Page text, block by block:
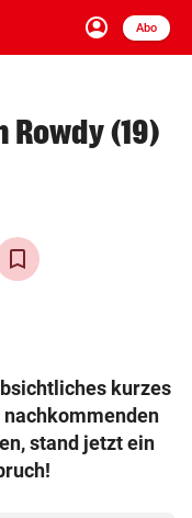
account_circle
Anmelden
Abo
close Schließen
arrow_right
(19)
kurzes
stand jetzt ein